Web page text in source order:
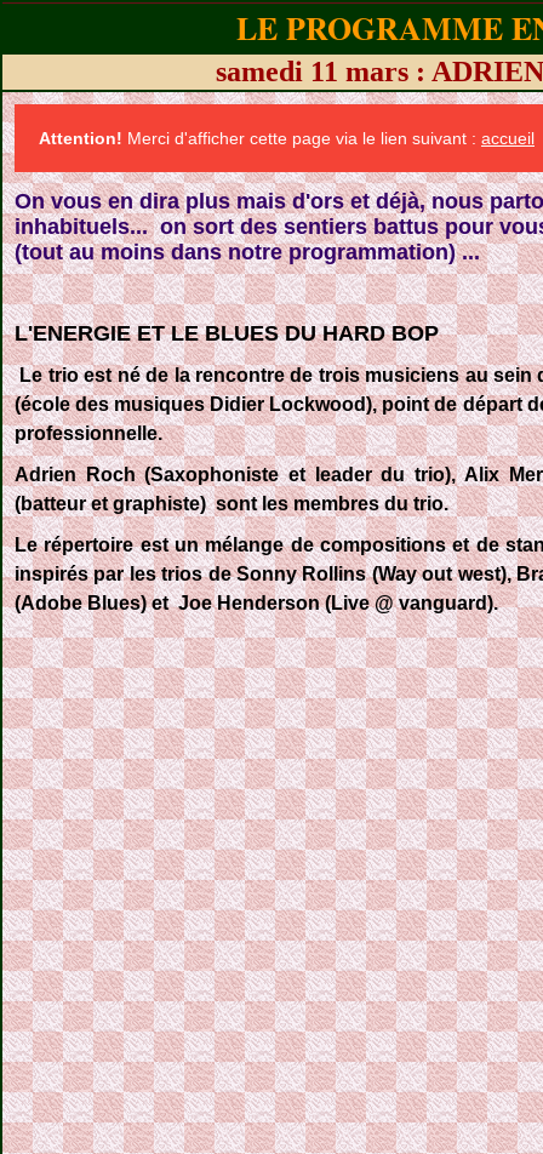
LE PROGRAMME
samedi 11 mars :
Attention! Merci d'afficher cette page via le lien suivant : accueil
On vous en dira plus mais d'ors et déjà, nous
inhabituels... on sort des sentiers battus pour
(tout au moins dans notre programmation) ...
L'ENERGIE ET LE BLUES DU HARD BOP
Le trio est né de la rencontre de trois musiciens au sein
(école des musiques Didier Lockwood), point de départ
professionnelle.
Adrien Roch(Saxophoniste et leader du trio),Alix
(batteur et graphiste) sont les membres du trio.
Le répertoire est un mélange de compositions et de
inspirés par les trios de Sonny Rollins (Way out west),
(Adobe Blues) et Joe Henderson (Live @ vanguard).